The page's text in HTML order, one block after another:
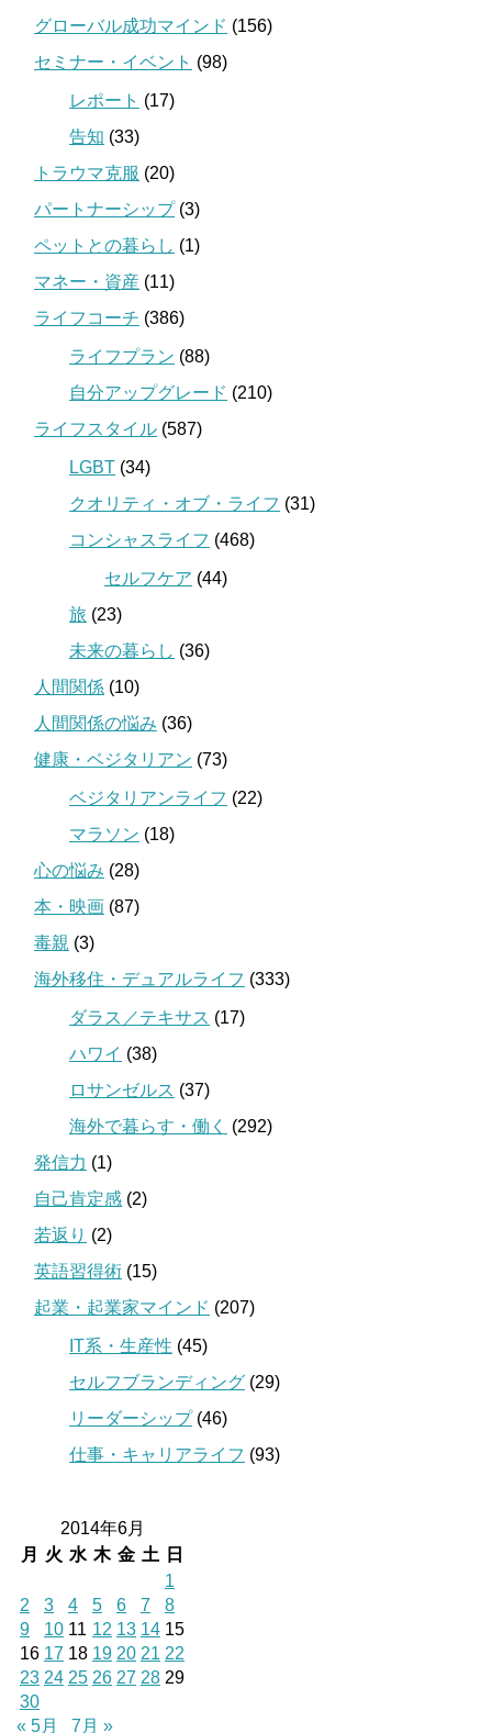
グローバル成功マインド (156)
セミナー・イベント (98)
レポート (17)
告知 (33)
トラウマ克服 (20)
パートナーシップ(3)
ペットとの暮らし (1)
マネー・資産 (11)
ライフコーチ (386)
ライフプラン (88)
自分アップグレード (210)
ライフスタイル (587)
LGBT (34)
クオリティ・オブ・ライフ (31)
コンシャスライフ (468)
セルフケア (44)
旅 (23)
未来の暮らし (36)
人間関係 (10)
人間関係の悩み (36)
健康・ベジタリアン (73)
ベジタリアンライフ (22)
マラソン (18)
心の悩み (28)
本・映画 (87)
毒親 (3)
海外移住・デュアルライフ (333)
ダラス／テキサス (17)
ハワイ (38)
ロサンゼルス (37)
海外で暮らす・働く
(292)
発信力 (1)
自己肯定感 (2)
若返り (2)
英語習得術 (15)
起業・起業家マインド (207)
IT系・生産性 (45)
セルフブランディング (29)
リーダーシップ(46)
仕事・キャリアライフ (93)
2014年6月
月
火 水 木 金 土
日
1
2
3 4 5 6 7
8
9
10 11 12 13 14 15
16 17 18 19 20 21 22
23 24 25 26 27 28 29
30
« 5月
7月 »